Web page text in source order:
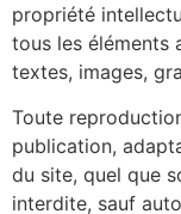
propriété
tous les éléments
textes, images,
Toute
publication,
du site, quel que
interdite, sauf